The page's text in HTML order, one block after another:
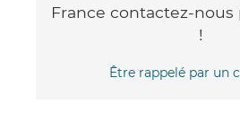
France contactez-
!
Être rappelé par un